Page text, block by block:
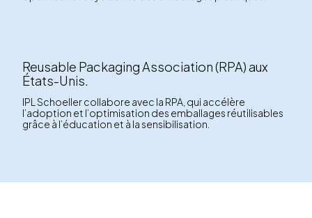
Reusable Packaging Association (RPA) aux
États-Unis.
IPL Schoeller collabore avec la RPA, qui accélère
l’adoption et l’optimisation des emballages réutilisables
grâce à l’éducation et à la sensibilisation.